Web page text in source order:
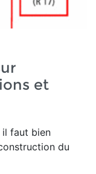
et
il faut bien
du